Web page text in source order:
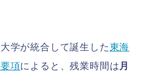
学が統合して誕生した東海
項によると、残業時間は 月